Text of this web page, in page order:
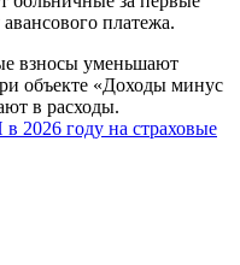
платежа.
взносы уменьшают
объекте «Доходы минус
в расходы.
2026 году на страховые